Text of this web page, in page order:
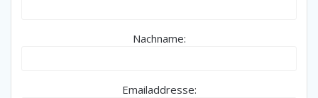
Nachname:
Emailaddresse: